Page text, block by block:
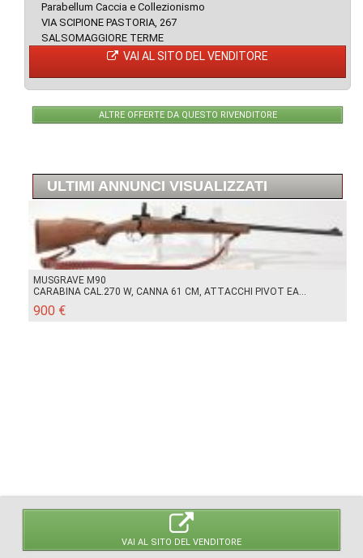
VAI AL SITO DEL VENDITORE
Parabellum Caccia e Collezionismo
VIA SCIPIONE PASTORIA, 267
SALSOMAGGIORE TERME
VAI AL SITO DEL VENDITORE
ALTRE OFFERTE DA QUESTO RIVENDITORE
ULTIMI ANNUNCI VISUALIZZATI
MUSGRAVE M90
CARABINA CAL.270 W, CANNA 61 CM, ATTACCHI PIVOT EA...
900 €